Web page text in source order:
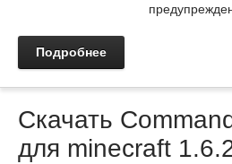
Подробнее
Скачать
для minecraft